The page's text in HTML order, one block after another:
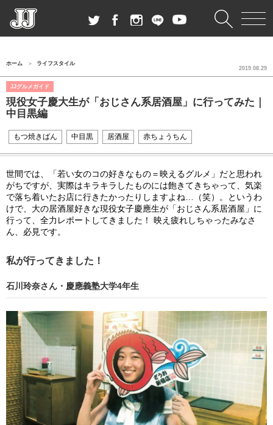
ホーム ライフスタイル
JJグルメガイド
現役女子慶大生が「おじさん系居酒屋」に行ってみた｜
中目黒編
2019.08.29
もつ焼きばん 中目黒 居酒屋 赤ちょうちん
世間では、「若い女のコの好きなもの＝映えるグルメ」だと思われ
がちですが、実際はキラキラしたものには飽きてきちゃって、気楽
で落ち着いたお店に行きたかったりしますよね…（笑）。というわ
けで、大の居酒屋好きな現役女子慶應生が「おじさん系居酒屋」に
行って、全力レポートしてきました！ 映え疲れしちゃったみなさ
ん、必見です。
私が行ってきました！
石川玲奈さん・慶應義塾大学4年生